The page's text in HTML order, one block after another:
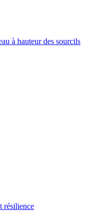
à hauteur des sourcils
résilience